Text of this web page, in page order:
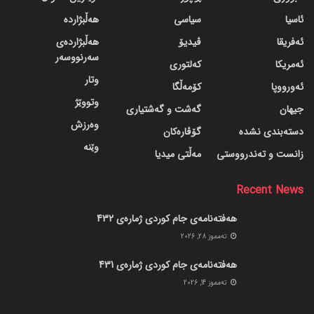
ئاسیا
ئەفریقا
ئەمریکا
ئەورووپا
جیهان
دسته‌بندی نشده
زانست و تەندرووستی
سیاسی
ڤیدیۆ
کەلتوری
کۆمەڵگا
گه‌شت و گه‌شتیاری
گۆڤاره‌کان
مەڵتی میدیا
هەڵبژاردە
هەڵبژاردەی
سەرنووسەر
وتار
وتووێژ
وەرزش
وێنە
Recent News
هەفتەنامەی جام کوردی ژمارەی 432
ته‌مموز 28, 2026
هەفتەنامەی جام کوردی ژمارەی 431
ته‌مموز 14, 2026